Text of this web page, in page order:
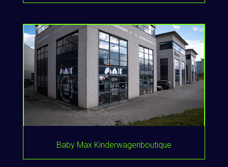
Baby Max Kinderwagenboutique